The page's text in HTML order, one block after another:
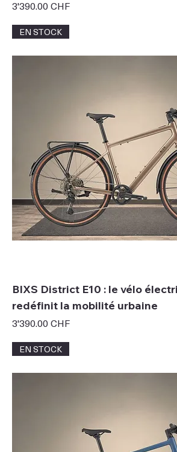
Prix
3'390.00 CHF
EN STOCK
BIXS District E10 : le vélo
redéfinit la mobilité urbaine
Prix
3'390.00 CHF
EN STOCK